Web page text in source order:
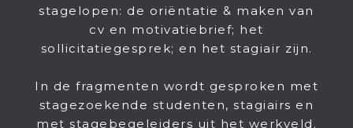
stagelopen: de oriëntatie & maken van
cv en motivatiebrief; het
sollicitatiegesprek; en het stagiair zijn.
In de fragmenten wordt gesproken met
stagezoekende studenten, stagiairs en
met stagebegeleiders uit het werkveld.